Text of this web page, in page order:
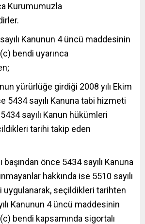
Kurumumuzla
Kanunun 4 üncü maddesinin
bendi uyarınca
yürürlüğe girdiği 2008 yılı Ekim
5434 sayılı Kanuna tabi hizmeti
sayılı Kanun hükümleri
tarihi takip eden
başından önce 5434 sayılı Kanuna
hakkında ise 5510 sayılı
uygulanarak, seçildikleri tarihten
Kanunun 4 üncü maddesinin
bendi kapsamında sigortalı